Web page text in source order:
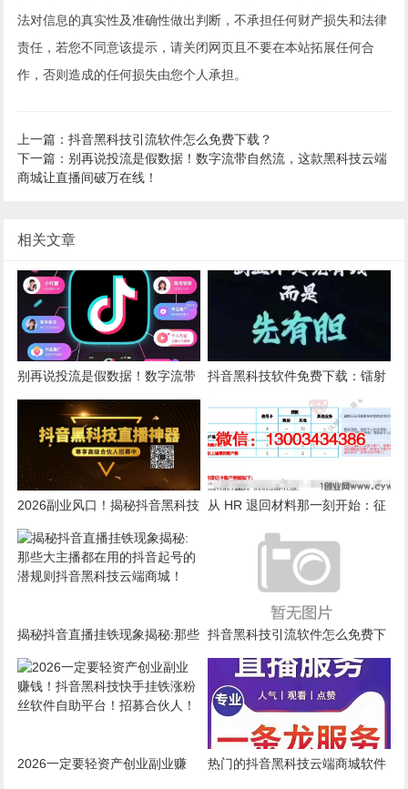
法对信息的真实性及准确性做出判断，不承担任何财产损失和法律
责任，若您不同意该提示，请关闭网页且不要在本站拓展任何合
作，否则造成的任何损失由您个人承担。
上一篇：抖音黑科技引流软件怎么免费下载？
下一篇：别再说投流是假数据！数字流带自然流，这款黑科技云端
商城让直播间破万在线！
相关文章
别再说投流是假数据！数字流带
自然流，这款黑科技云端商城让
直播间破万在线！
抖音黑科技软件免费下载：镭射
云端商城，短视频创业者的不二
之选。
2026副业风口！揭秘抖音黑科技
云端商城快手涨粉直播间挂铁点
赞软件赚钱秘籍！招募合伙人！
从 HR 退回材料那一刻开始：征
信里最怕的不是逾期本身
揭秘抖音直播挂铁现象揭秘:那些
大主播都在用的抖音起号的潜规
则抖音黑科技云端商城！
抖音黑科技引流软件怎么免费下
2026一定要轻资产创业副业赚
热门的抖音黑科技云端商城软件